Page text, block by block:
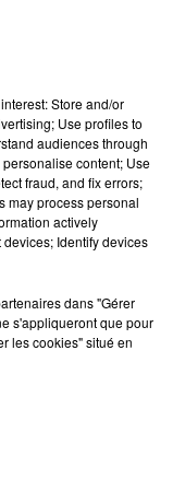
Store and/or
Use profiles to
audiences through
content; Use
fraud, and fix errors;
may process personal
actively
Identify devices
dans "Gérer
s'appliqueront que pour
les cookies" situé en